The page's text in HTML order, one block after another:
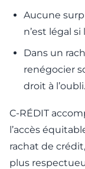
Aucune
n’est légal si
Dans un
renégocier
droit à l’oubli.
C-RÉDIT
l’accès
rachat de
plus